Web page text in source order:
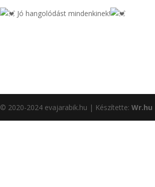
Jó hangolódást mindenkinek!
© 2020-2024 evajarabik.hu | Készítette:Wr.hu